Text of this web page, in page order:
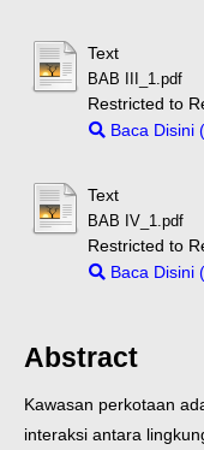
Text
BAB III_1.pdf
Restricted to
Baca Disini
Text
BAB IV_1.pdf
Restricted to
Baca Disini
Abstract
Kawasan perkotaan
interaksi antara